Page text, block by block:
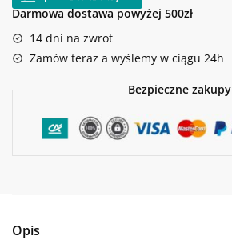
FARMTRAC
4WD
z
Darmowa dostawa powyżej 500zł
14 dni na zwrot
Zamów teraz a wyślemy w ciągu 24h
Bezpieczne zakupy
Opis